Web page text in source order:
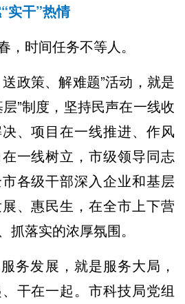
实干”热情
，时间任务不等人。
政策、解难题”活动，就是
”制度，坚持民声在一线收
、项目在一线推进、作风
一线树立，市级领导同志
各级干部深入企业和基层
、惠民生，在全市上下营
抓落实的浓厚氛围。
务发展，就是服务大局，
干在一起。市科技局党组